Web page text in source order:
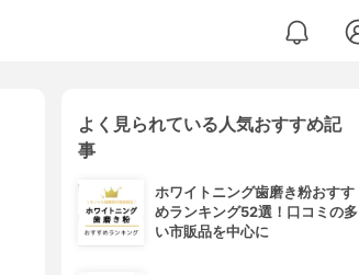
よく見られている人気おすすめ記
事
ホワイトニング歯磨き粉おすす
めランキング52選！口コミの多
い市販品を中心に